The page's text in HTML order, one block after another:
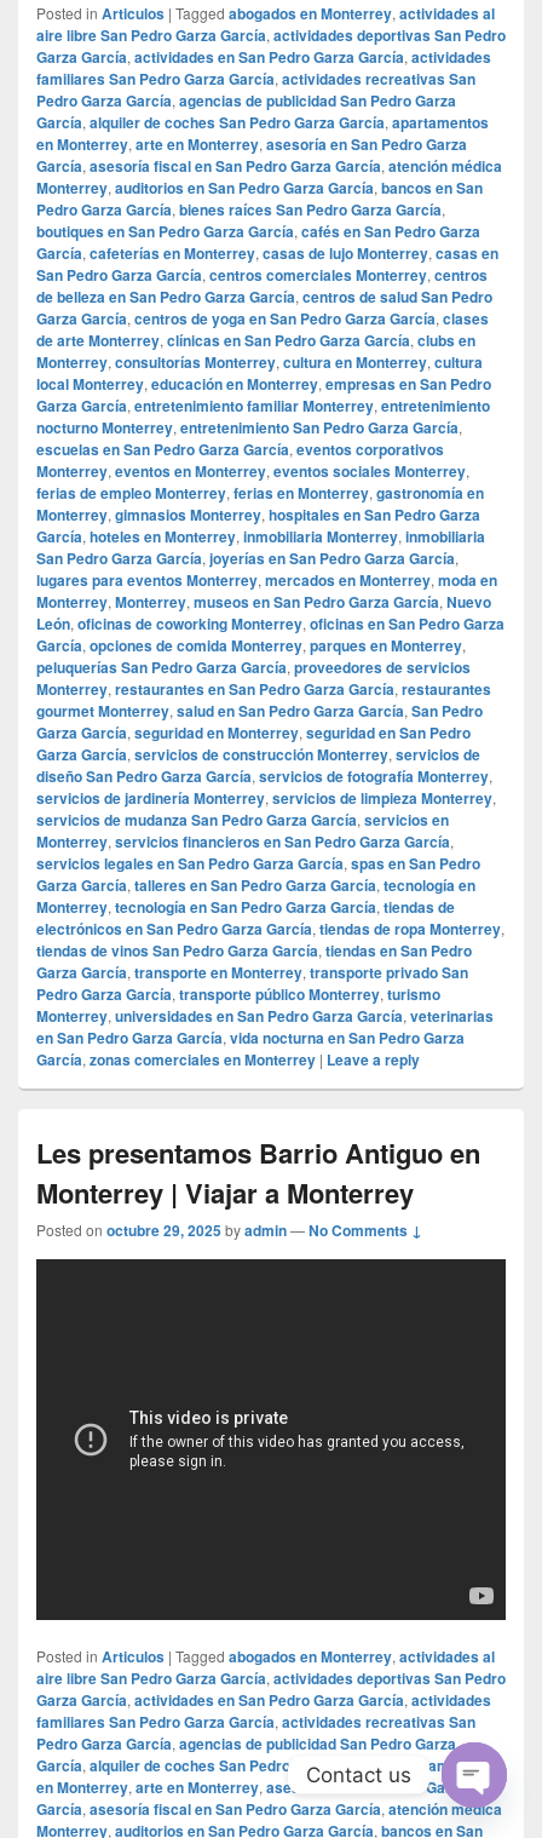
Posted in Articulos | Tagged abogados en Monterrey, actividades al
aire libre San Pedro Garza García, actividades deportivas San Pedro
Garza García, actividades en San Pedro Garza García, actividades
familiares San Pedro Garza García, actividades recreativas San
Pedro Garza García, agencias de publicidad San Pedro Garza
García, alquiler de coches San Pedro Garza García, apartamentos
en Monterrey, arte en Monterrey, asesoría en San Pedro Garza
García, asesoría fiscal en San Pedro Garza García, atención médica
Monterrey, auditorios en San Pedro Garza García, bancos en San
Pedro Garza García, bienes raíces San Pedro Garza García,
boutiques en San Pedro Garza García, cafés en San Pedro Garza
García, cafeterías en Monterrey, casas de lujo Monterrey, casas en
San Pedro Garza García, centros comerciales Monterrey, centros
de belleza en San Pedro Garza García, centros de salud San Pedro
Garza García, centros de yoga en San Pedro Garza García, clases
de arte Monterrey, clínicas en San Pedro Garza García, clubs en
Monterrey, consultorías Monterrey, cultura en Monterrey, cultura
local Monterrey, educación en Monterrey, empresas en San Pedro
Garza García, entretenimiento familiar Monterrey, entretenimiento
nocturno Monterrey, entretenimiento San Pedro Garza García,
escuelas en San Pedro Garza García, eventos corporativos
Monterrey, eventos en Monterrey, eventos sociales Monterrey,
ferias de empleo Monterrey, ferias en Monterrey, gastronomía en
Monterrey, gimnasios Monterrey, hospitales en San Pedro Garza
García, hoteles en Monterrey, inmobiliaria Monterrey, inmobiliaria
San Pedro Garza García, joyerías en San Pedro Garza García,
lugares para eventos Monterrey, mercados en Monterrey, moda en
Monterrey, Monterrey, museos en San Pedro Garza García, Nuevo
León, oficinas de coworking Monterrey, oficinas en San Pedro Garza
García, opciones de comida Monterrey, parques en Monterrey,
peluquerías San Pedro Garza García, proveedores de servicios
Monterrey, restaurantes en San Pedro Garza García, restaurantes
gourmet Monterrey, salud en San Pedro Garza García, San Pedro
Garza García, seguridad en Monterrey, seguridad en San Pedro
Garza García, servicios de construcción Monterrey, servicios de
diseño San Pedro Garza García, servicios de fotografía Monterrey,
servicios de jardinería Monterrey, servicios de limpieza Monterrey,
servicios de mudanza San Pedro Garza García, servicios en
Monterrey, servicios financieros en San Pedro Garza García,
servicios legales en San Pedro Garza García, spas en San Pedro
Garza García, talleres en San Pedro Garza García, tecnología en
Monterrey, tecnología en San Pedro Garza García, tiendas de
electrónicos en San Pedro Garza García, tiendas de ropa Monterrey,
tiendas de vinos San Pedro Garza García, tiendas en San Pedro
Garza García, transporte en Monterrey, transporte privado San
Pedro Garza García, transporte público Monterrey, turismo
Monterrey, universidades en San Pedro Garza García, veterinarias
en San Pedro Garza García, vida nocturna en San Pedro Garza
García, zonas comerciales en Monterrey | Leave a reply
Les presentamos Barrio Antiguo en
Monterrey | Viajar a Monterrey
Posted on octubre 29, 2025byadmin—No Comments ↓
Posted in Articulos | Tagged abogados en Monterrey, actividades al
aire libre San Pedro Garza García, actividades deportivas San Pedro
Garza García, actividades en San Pedro Garza García, actividades
familiares San Pedro Garza García, actividades recreativas San
Pedro Garza García, agencias de publicidad San Pedro Garza
García, alquiler de coches San Pedro Garza García
apartamentos
en Monterrey, arte en Monterrey, asesoría en San Pedro Garza
García, asesoría fiscal en San Pedro Garza García, atención médica
Monterrey, auditorios en San Pedro Garza García, bancos en San
Contact us
Open